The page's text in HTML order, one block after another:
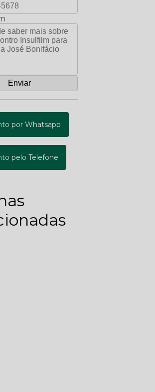
por Whatsapp
pelo Telefone